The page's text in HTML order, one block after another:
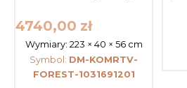
4740,00 zł
Wymiary: 223 × 40 × 56 cm
Symbol: DM-KOMRTV-
FOREST-1031691201